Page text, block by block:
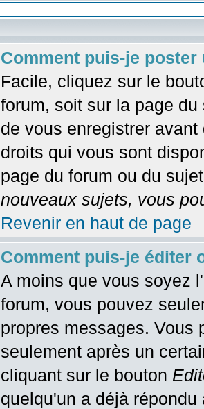
Comment puis-je
Facile, cliquez sur le
forum, soit sur la page
de vous enregistrer
droits qui vous sont
page du forum ou du
nouveaux sujets, vous
Revenir en haut de page
Comment puis-je éditer
A moins que vous soyez
forum, vous pouvez
propres messages. Vous
seulement après un
cliquant sur le bouton
quelqu'un a déjà